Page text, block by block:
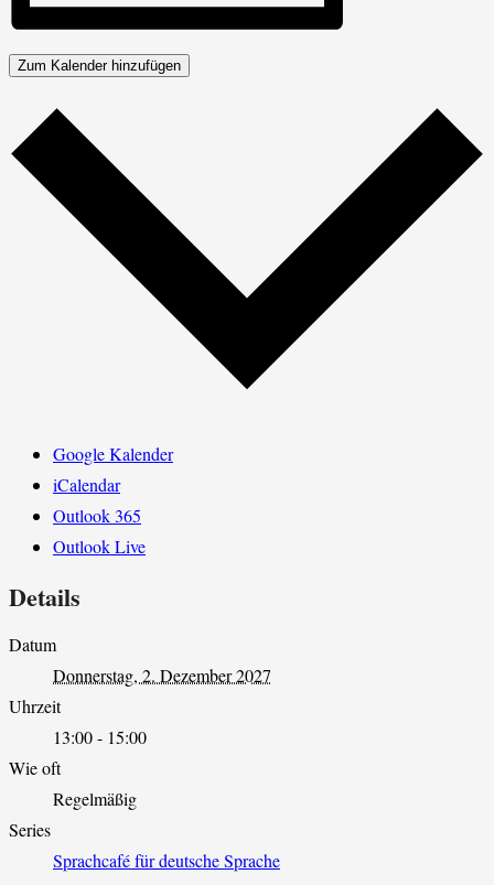
Zum Kalender hinzufügen
Google Kalender
iCalendar
Outlook 365
Outlook Live
Details
Datum
Donnerstag, 2. Dezember 2027
Uhrzeit
13:00 - 15:00
Wie oft
Regelmäßig
Series
Sprachcafé für deutsche Sprache